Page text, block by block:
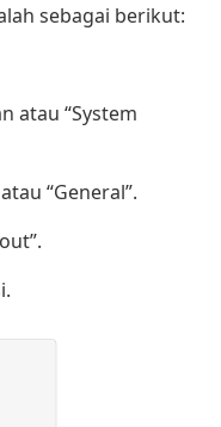
sebagai berikut:
atau “System
“General”.